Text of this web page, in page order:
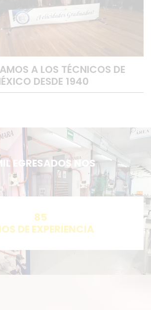
A LOS TÉCNICOS DE
DESDE 1940
EGRESADOS NOS
85
DE EXPERIENCIA